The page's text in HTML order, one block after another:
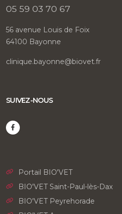
05 59 03 70 67
56 avenue Louis de Foix
64100 Bayonne
clinique.bayonne@biovet.fr
SUIVEZ-NOUS
Portail BIO'VET
BIO'VET Saint-Paul-lès-Dax
BIO'VET Peyrehorade